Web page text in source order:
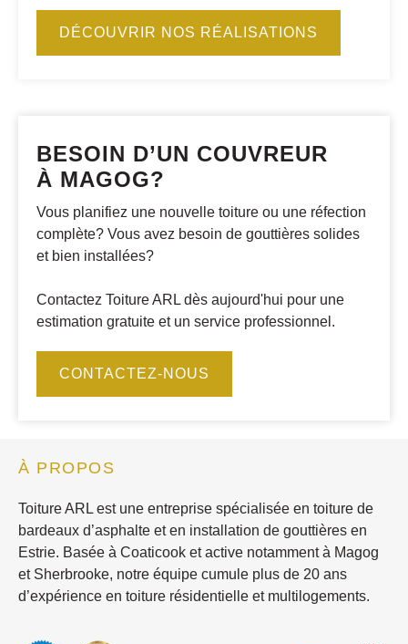
DÉCOUVRIR NOS RÉALISATIONS
BESOIN D’UN COUVREUR
À MAGOG?
Vous planifiez une nouvelle toiture ou une réfection
complète? Vous avez besoin de gouttières solides
et bien installées?
Contactez Toiture ARL dès aujourd'hui pour une
estimation gratuite et un service professionnel.
CONTACTEZ-NOUS
À PROPOS
Toiture ARL est une entreprise spécialisée en toiture de
bardeaux d’asphalte et en installation de gouttières en
Estrie. Basée à Coaticook et active notamment à Magog
et Sherbrooke, notre équipe cumule plus de 20 ans
d’expérience en toiture résidentielle et multilogements.